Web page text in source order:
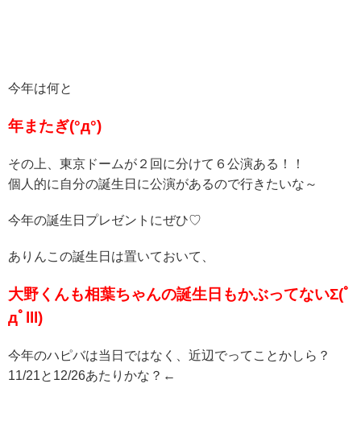
今年は何と
年またぎ(°д°)
その上、東京ドームが２回に分けて６公演ある！！
個人的に自分の誕生日に公演があるので行きたいな～
今年の誕生日プレゼントにぜひ♡
ありんこの誕生日は置いておいて、
大野くんも相葉ちゃんの誕生日もかぶってないΣ(ﾟ
дﾟlll)
今年のハピバは当日ではなく、近辺でってことかしら？
11/21と12/26あたりかな？←